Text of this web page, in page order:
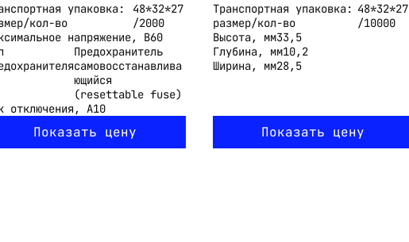
упаковка:
кол-во
48*32*27
/2000
напряжение, В60
Предохранитель
самовосстанавлива
ющийся
(resettable fuse)
отключения, А10
Показать цену
Транспортная упаковка:
размер/кол-во
48*32*27
/10000
Высота, мм33,5
Глубина, мм10,2
Ширина, мм28,5
Показать цену